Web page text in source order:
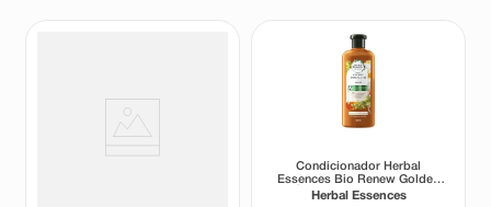
Condicionador Herbal
Essences Bio Renew Golden
Óleo de Moringa 400ml
Herbal Essences